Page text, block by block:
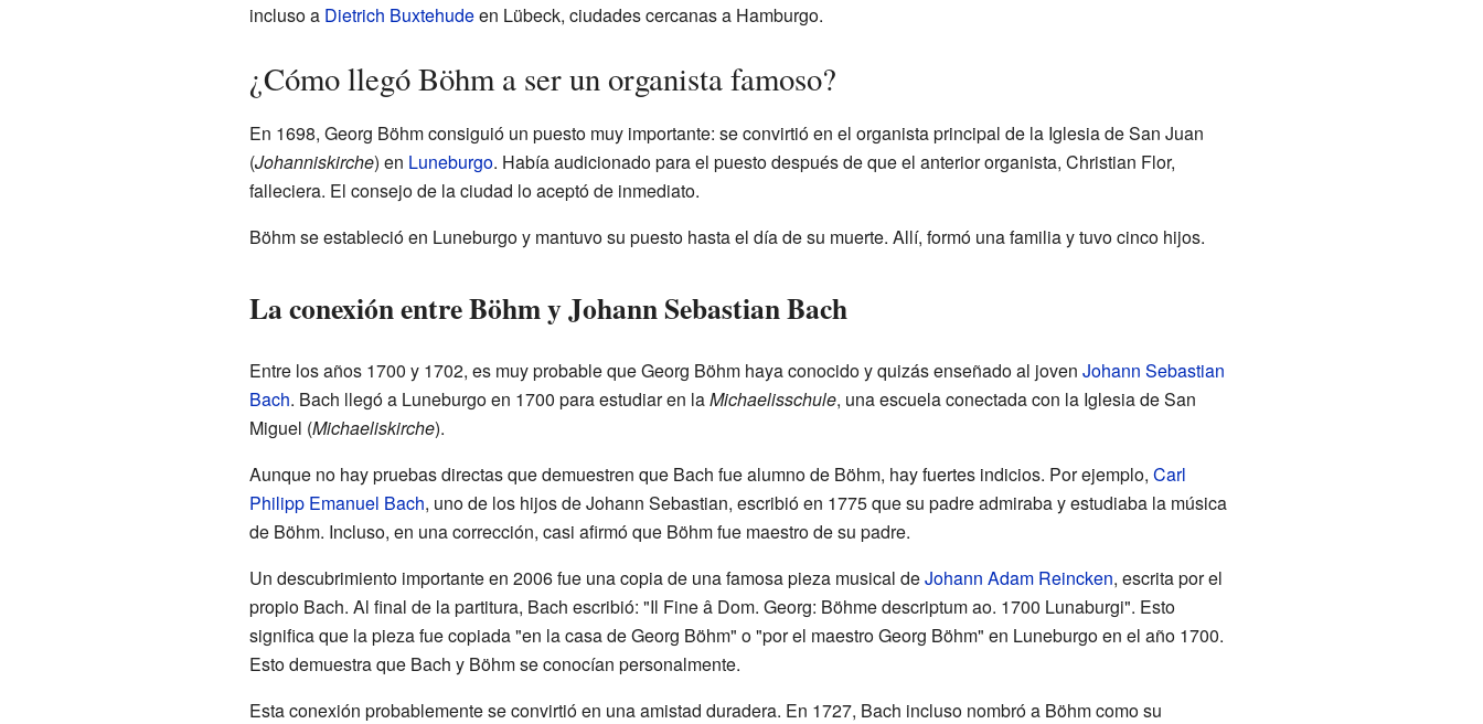
incluso a Dietrich Buxtehudeen Lübeck, ciudades cercanas a Hamburgo.
¿Cómo llegó Böhm a ser un organista famoso?
En 1698, Georg Böhm consiguió un puesto muy importante: se convirtió en el organista principal de la Iglesia de San Juan
(Johanniskirche) en Luneburgo. Había audicionado para el puesto después de que el anterior organista, Christian Flor,
falleciera. El consejo de la ciudad lo aceptó de inmediato.
Böhm se estableció en Luneburgo y mantuvo su puesto hasta el día de su muerte. Allí, formó una familia y tuvo cinco hijos.
La conexión entre Böhm y Johann Sebastian Bach
Entre los años 1700 y 1702, es muy probable que Georg Böhm haya conocido y quizás enseñado al joven Johann Sebastian
Bach. Bach llegó a Luneburgo en 1700 para estudiar en laMichaelisschule, una escuela conectada con la Iglesia de San
Miguel (Michaeliskirche).
Aunque no hay pruebas directas que demuestren que Bach fue alumno de Böhm, hay fuertes indicios. Por ejemplo, Carl
Philipp Emanuel Bach, uno de los hijos de Johann Sebastian, escribió en 1775 que su padre admiraba y estudiaba la música
de Böhm. Incluso, en una corrección, casi afirmó que Böhm fue maestro de su padre.
Un descubrimiento importante en 2006 fue una copia de una famosa pieza musical deJohann Adam Reincken, escrita por el
propio Bach. Al final de la partitura, Bach escribió: "Il Fine â Dom. Georg: Böhme descriptum ao. 1700 Lunaburgi". Esto
significa que la pieza fue copiada "en la casa de Georg Böhm" o "por el maestro Georg Böhm" en Luneburgo en el año 1700.
Esto demuestra que Bach y Böhm se conocían personalmente.
Esta conexión probablemente se convirtió en una amistad duradera. En 1727, Bach incluso nombró a Böhm como su